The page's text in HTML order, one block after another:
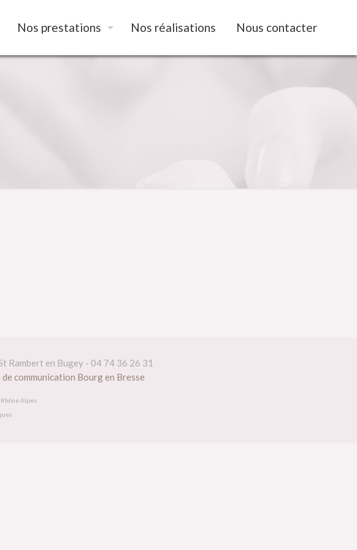
Nos prestations Nos réalisations Nous contacter
Rambert en Bugey - 04 74 36 26 31
de communication Bourg en Bresse
Alpes